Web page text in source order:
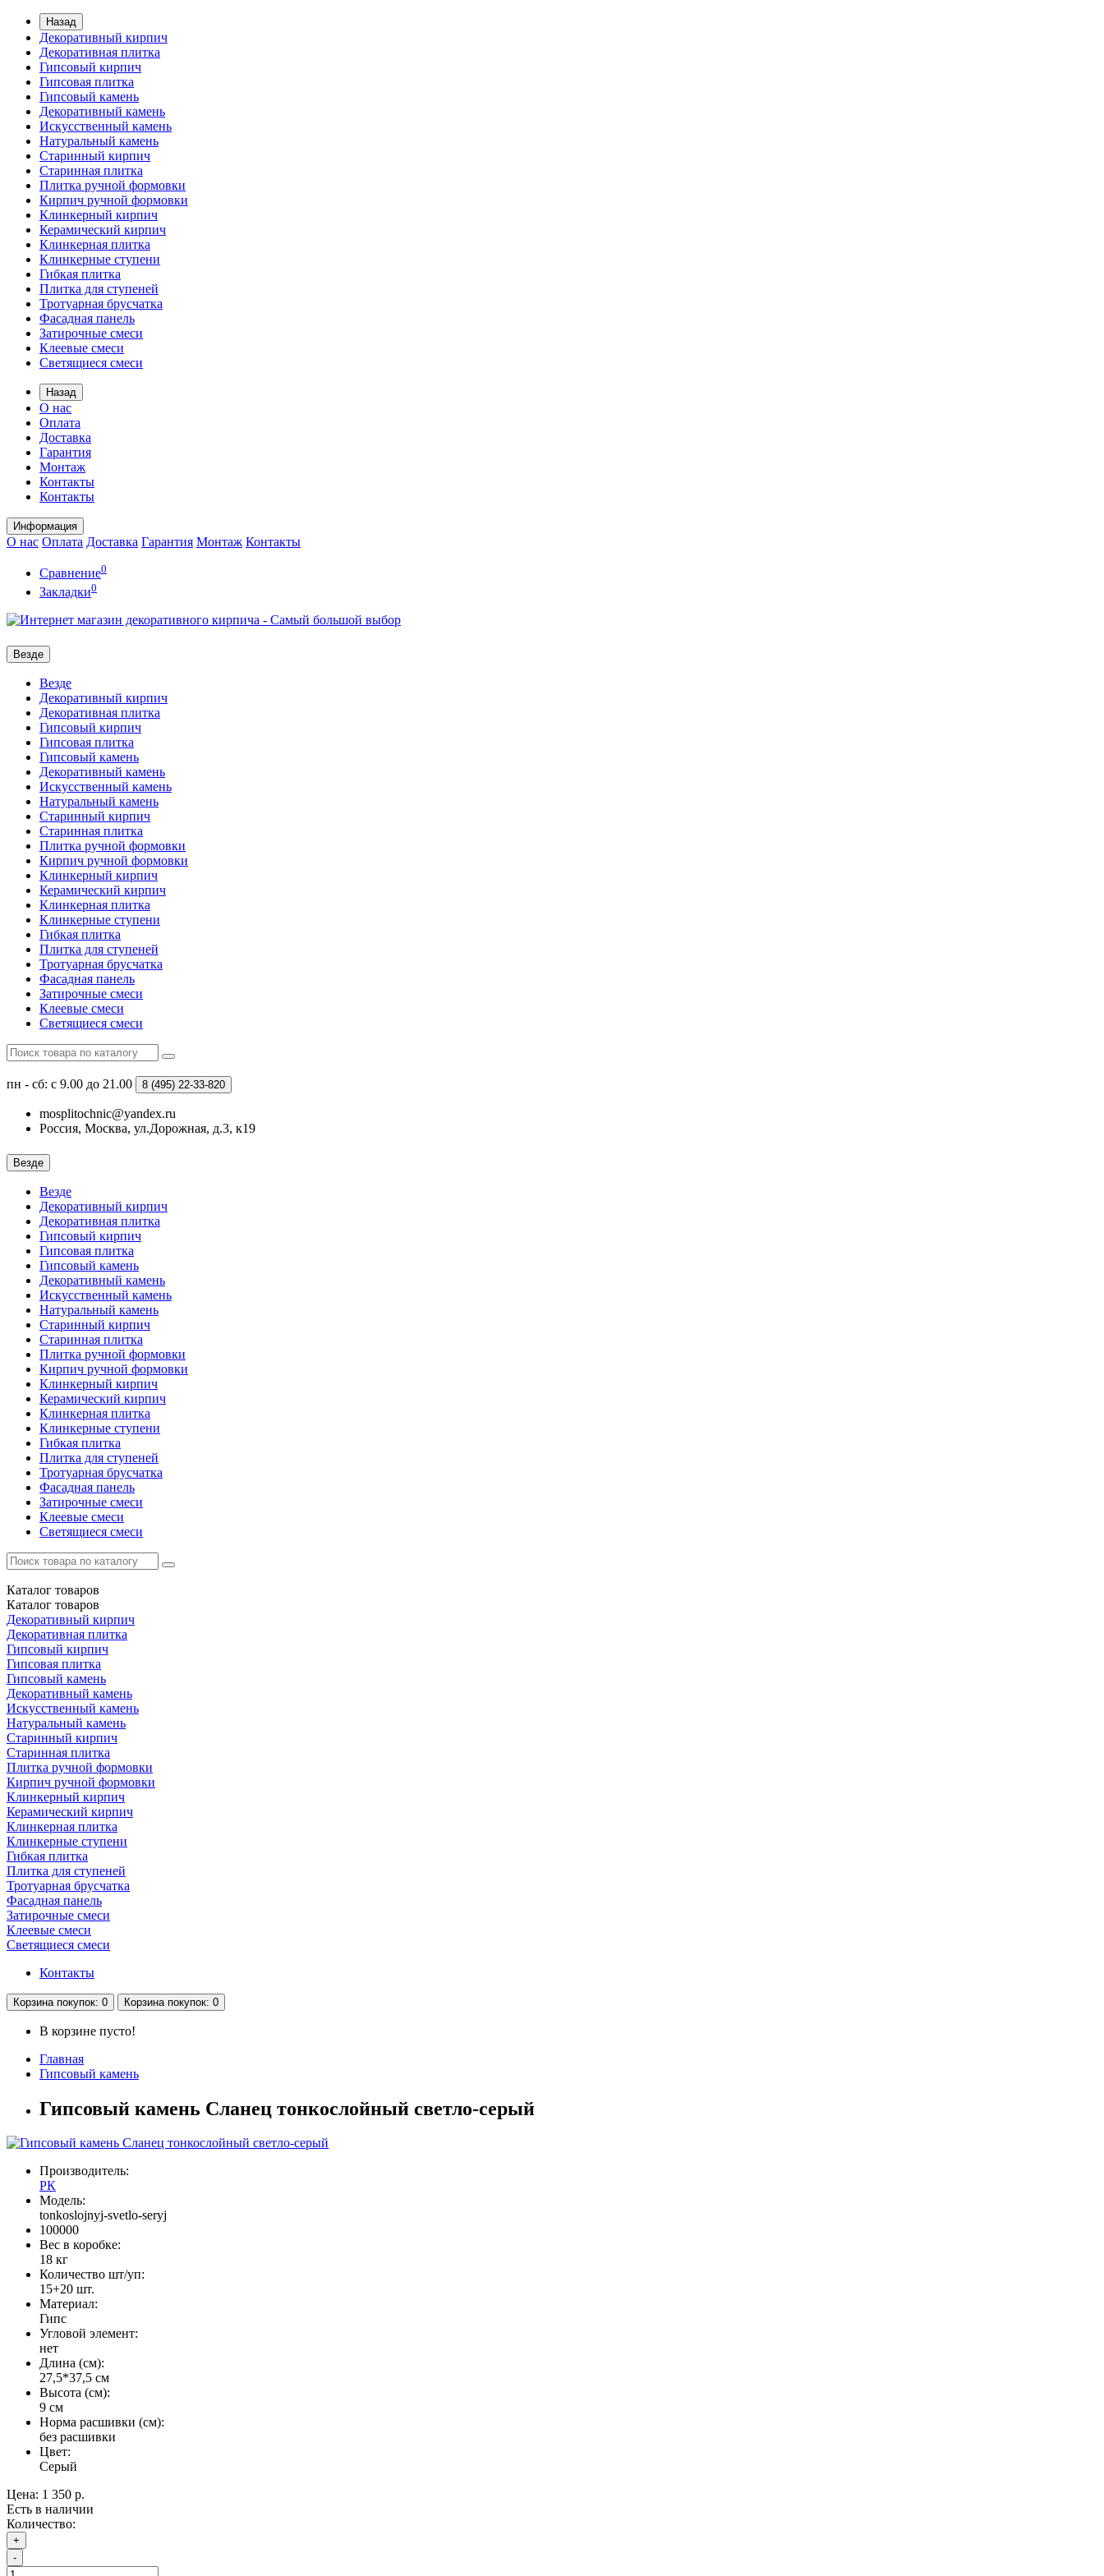
Назад
Декоративный кирпич
Декоративная плитка
Гипсовый кирпич
Гипсовая плитка
Гипсовый камень
Декоративный камень
Искусственный камень
Натуральный камень
Старинный кирпич
Старинная плитка
Плитка ручной формовки
Кирпич ручной формовки
Клинкерный кирпич
Керамический кирпич
Клинкерная плитка
Клинкерные ступени
Гибкая плитка
Плитка для ступеней
Тротуарная брусчатка
Фасадная панель
Затирочные смеси
Клеевые смеси
Светящиеся смеси
Назад
О нас
Оплата
Доставка
Гарантия
Монтаж
Контакты
Контакты
Информация
О нас Оплата Доставка Гарантия Монтаж Контакты
Сравнение0
Закладки0
Везде
Везде
Декоративный кирпич
Декоративная плитка
Гипсовый кирпич
Гипсовая плитка
Гипсовый камень
Декоративный камень
Искусственный камень
Натуральный камень
Старинный кирпич
Старинная плитка
Плитка ручной формовки
Кирпич ручной формовки
Клинкерный кирпич
Керамический кирпич
Клинкерная плитка
Клинкерные ступени
Гибкая плитка
Плитка для ступеней
Тротуарная брусчатка
Фасадная панель
Затирочные смеси
Клеевые смеси
Светящиеся смеси
пн - сб: с 9.00 до 21.00 8 (495) 22-33-820
mosplitochnic@yandex.ru
Россия, Москва, ул.Дорожная, д.3, к19
Везде
Везде
Декоративный кирпич
Декоративная плитка
Гипсовый кирпич
Гипсовая плитка
Гипсовый камень
Декоративный камень
Искусственный камень
Натуральный камень
Старинный кирпич
Старинная плитка
Плитка ручной формовки
Кирпич ручной формовки
Клинкерный кирпич
Керамический кирпич
Клинкерная плитка
Клинкерные ступени
Гибкая плитка
Плитка для ступеней
Тротуарная брусчатка
Фасадная панель
Затирочные смеси
Клеевые смеси
Светящиеся смеси
Каталог товаров
Каталог товаров
Декоративный кирпич
Декоративная плитка
Гипсовый кирпич
Гипсовая плитка
Гипсовый камень
Декоративный камень
Искусственный камень
Натуральный камень
Старинный кирпич
Старинная плитка
Плитка ручной формовки
Кирпич ручной формовки
Клинкерный кирпич
Керамический кирпич
Клинкерная плитка
Клинкерные ступени
Гибкая плитка
Плитка для ступеней
Тротуарная брусчатка
Фасадная панель
Затирочные смеси
Клеевые смеси
Светящиеся смеси
Контакты
Корзина покупок: 0 Корзина покупок: 0
В корзине пусто!
Главная
Гипсовый камень
Гипсовый камень Сланец тонкослойный светло-серый
Производитель:
РК
Модель:
tonkoslojnyj-svetlo-seryj
100000
Вес в коробке:
18 кг
Количество шт/уп:
15+20 шт.
Материал:
Гипс
Угловой элемент:
нет
Длина (см):
27,5*37,5 см
Высота (см):
9 см
Норма расшивки (см):
без расшивки
Цвет:
Серый
Цена: 1 350 р.
Есть в наличии
Количество:
+
-